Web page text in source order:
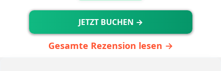
JETZT BUCHEN →
Gesamte Rezension lesen →